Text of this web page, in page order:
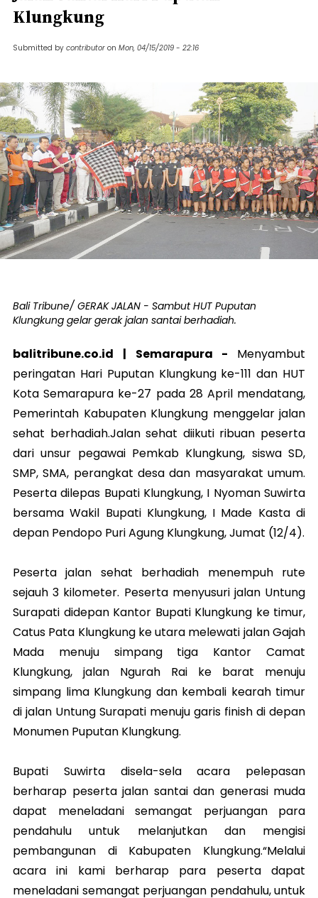
Klungkung
Submitted by contributor on Mon, 04/15/2019 - 22:16
Bali Tribune/ GERAK JALAN - Sambut HUT Puputan
Klungkung gelar gerak jalan santai berhadiah.
balitribune.co.id | Semarapura - Menyambut
peringatan Hari Puputan Klungkung ke-111 dan HUT
Kota Semarapura ke-27 pada 28 April mendatang,
Pemerintah Kabupaten Klungkung menggelar jalan
sehat berhadiah.Jalan sehat diikuti ribuan peserta
dari unsur pegawai Pemkab Klungkung, siswa SD,
SMP, SMA, perangkat desa dan masyarakat umum.
Peserta dilepas Bupati Klungkung, I Nyoman Suwirta
bersama Wakil Bupati Klungkung, I Made Kasta di
depan Pendopo Puri Agung Klungkung, Jumat (12/4).
Peserta jalan sehat berhadiah menempuh rute
sejauh 3 kilometer. Peserta menyusuri jalan Untung
Surapati didepan Kantor Bupati Klungkung ke timur,
Catus Pata Klungkung ke utara melewati jalan Gajah
Mada menuju simpang tiga Kantor Camat
Klungkung, jalan Ngurah Rai ke barat menuju
simpang lima Klungkung dan kembali kearah timur
di jalan Untung Surapati menuju garis finish di depan
Monumen Puputan Klungkung.
Bupati Suwirta disela-sela acara pelepasan
berharap peserta jalan santai dan generasi muda
dapat meneladani semangat perjuangan para
pendahulu untuk melanjutkan dan mengisi
pembangunan di Kabupaten Klungkung.“Melalui
acara ini kami berharap para peserta dapat
meneladani semangat perjuangan pendahulu, untuk